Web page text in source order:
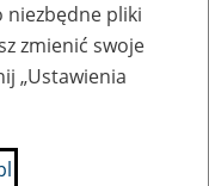
niezbędne pliki
zmienić swoje
„Ustawienia